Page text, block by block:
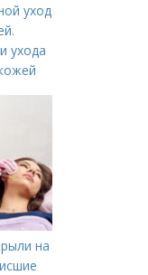
уход
ухода
на